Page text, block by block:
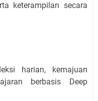
keterampilan secara
harian, kemajuan
berbasis Deep